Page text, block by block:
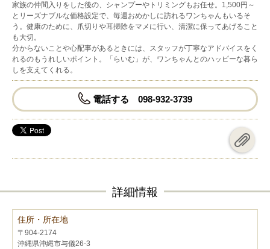
家族の仲間入りをした後の、シャンプーやトリミングもお任せ。1,500円～
とリーズナブルな価格設定で、毎週おめかしに訪れるワンちゃんもいるそ
う。健康のために、爪切りや耳掃除をマメに行い、清潔に保ってあげること
も大切。
分からないことや心配事があるときには、スタッフが丁寧なアドバイスをく
れるのもうれしいポイント。「らいむ」が、ワンちゃんとのハッピーな暮ら
しを支えてくれる。
電話する 098-932-3739
詳細情報
住所・所在地
〒904-2174
沖縄県沖縄市与儀26-3